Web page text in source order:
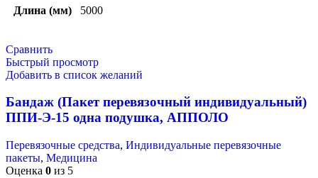
Длина (мм) 5000
Сравнить
Быстрый просмотр
Добавить в список желаний
Бандаж (Пакет перевязочный индивидуальный)
ППИ-Э-15 одна подушка, АППОЛО
Перевязочные средства, Индивидуальные перевязочные
пакеты, Медицина
Оценка 0 из 5